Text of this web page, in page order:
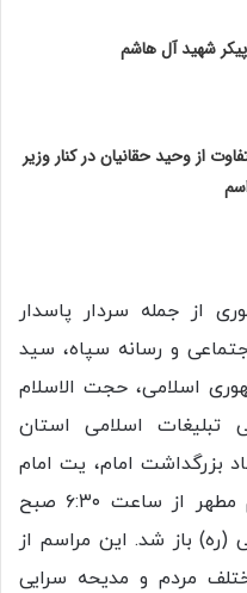
شهید آل هاشم
از وحید حقانیان در کنار وزیر
از جمله سردار پاسدار
و رسانه سپاه، سید
اسلامی، حجت الاسلام
اسلامی استان
بزرگداشت امام، یت امام
خمی (ره) حضور دارنددرهای حرم مطهر از ساعت ۶:۳۰ صبح
(ره) باز شد. این مراسم از
مختلف مردم و مدیحه سرایی